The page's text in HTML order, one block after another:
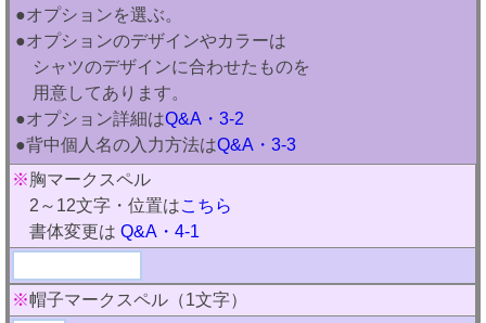
●オプションを選ぶ。
●オプションのデザインやカラーは
シャツのデザインに合わせたものを
用意してあります。
●オプション詳細はQ&A・3-2
●背中個人名の入力方法はQ&A・3-3
※ 胸マークスペル
2～12文字・位置はこちら
書体変更は Q&A・4-1
※帽子マークスペル（1文字）